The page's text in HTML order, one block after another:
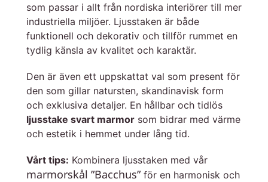
som passar i allt från nordiska interiörer till mer
industriella miljöer. Ljusstaken är både
funktionell och dekorativ och tillför rummet en
tydlig känsla av kvalitet och karaktär.
Den är även ett uppskattat val som present för
den som gillar natursten, skandinavisk form
och exklusiva detaljer. En hållbar och tidlös
ljusstake svart marmor som bidrar med värme
och estetik i hemmet under lång tid.
Vårt tips: Kombinera ljusstaken med vår
marmorskål ”Bacchus”för en harmonisk och